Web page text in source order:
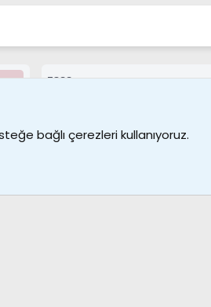
7388
Bize ulaşın
bağlı çerezleri kullanıyoruz.